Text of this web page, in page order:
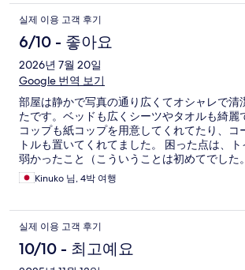
실제 이용 고객 후기
6/10 - 좋아요
2026년 7월 20일
Google 번역 보기
部屋は静かで写真の通り広くてオシャレで清
たです。ベッドも広くシーツやタオルも綺麗
コップも紙コップを用意してくれてたり、コ
トルも置いてくれてました。 困った点は、
弱かったこと（こういうことは初めてでした
くて大丈夫でしたが） 全て清潔感はあったの
トだけがちょっと気になり自分で洗ったら綺
Kinuko 님, 4박 여행
실제 이용 고객 후기
10/10 - 최고예요